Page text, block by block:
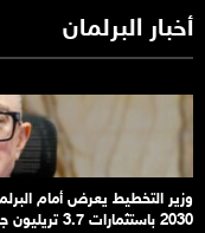
أخبار البرلمان
2030 باستثمارات 3.7 تريليون جنيه